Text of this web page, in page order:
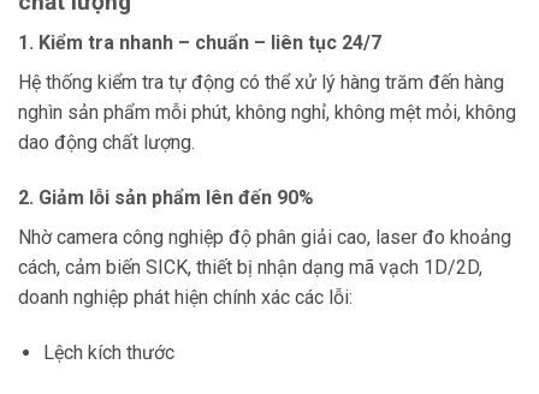
1. Kiểm tra nhanh – chuẩn – liên tục 24/7
Hệ thống kiểm tra tự động có thể xử lý hàng trăm đến hàng
nghìn sản phẩm mỗi phút, không nghỉ, không mệt mỏi, không
dao động chất lượng.
2. Giảm lỗi sản phẩm lên đến 90%
Nhờ camera công nghiệp độ phân giải cao, laser đo khoảng
cách, cảm biến SICK, thiết bị nhận dạng mã vạch 1D/2D,
doanh nghiệp phát hiện chính xác các lỗi:
Lệch kích thước